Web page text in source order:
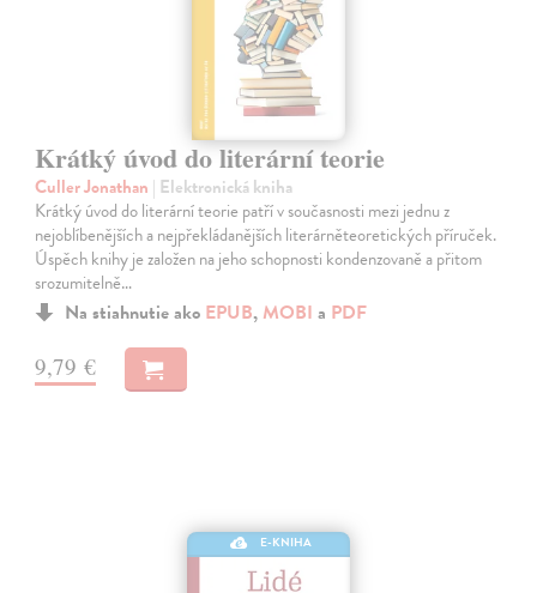
Krátký úvod do literární teorie
Culler Jonathan | Elektronická kniha
Krátký úvod do literární teorie patří v současnosti mezi jednu z
nejoblíbenějších a nejpřekládanějších literárněteoretických příruček.
Úspěch knihy je založen na jeho schopnosti kondenzovaně a přitom
srozumitelně…
Na stiahnutie ako EPUB, MOBI a PDF
9,79 €
E-KNIHA